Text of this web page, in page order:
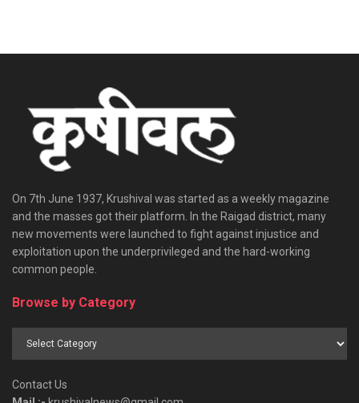
On 7th June 1937, Krushival was started as a weekly magazine
and the masses got their platform. In the Raigad district, many
new movements were launched to fight against injustice and
exploitation upon the underprivileged and the hard-working
common people.
Browse by Category
Browse
Contact Us